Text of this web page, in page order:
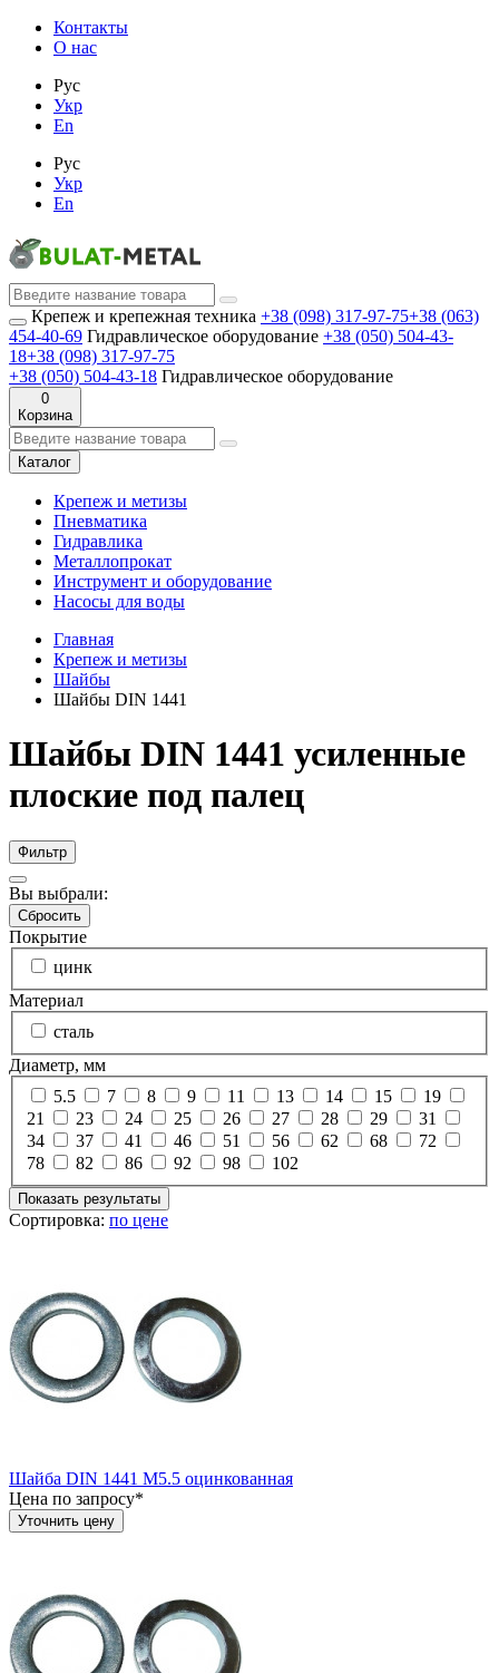
Контакты
О нас
Рус
Укр
En
Рус
Укр
En
Крепеж и крепежная техника +38 (098) 317-97-75+38 (063)
454-40-69 Гидравлическое оборудование +38 (050) 504-43-
18+38 (098) 317-97-75
+38 (050) 504-43-18 Гидравлическое оборудование
0
Корзина
Каталог
Крепеж и метизы
Пневматика
Гидравлика
Металлопрокат
Инструмент и оборудование
Насосы для воды
Главная
Крепеж и метизы
Шайбы
Шайбы DIN 1441
Шайбы DIN 1441 усиленные
плоские под палец
Фильтр
Вы выбрали:
Сбросить
Покрытие
цинк
Материал
сталь
Диаметр, мм
5.5
7 8 9 11 13 14 15
19
21
23 24 25 26 27 28 29
31
34
37 41 46 51 56 62 68
72
78
82 86 92 98 102
Показать результаты
Сортировка: по цене
Шайба DIN 1441 М5.5 оцинкованная
Цена по запросу*
Уточнить цену